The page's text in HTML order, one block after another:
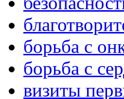
борьба с
борьба с
визиты